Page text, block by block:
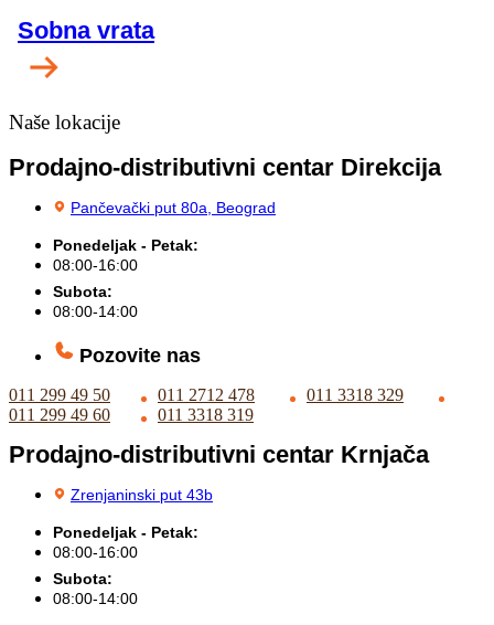
Sobna vrata
Naše lokacije
Prodajno-distributivni centar Direkcija
Pančevački put 80a, Beograd
Ponedeljak - Petak:
08:00-16:00
Subota:
08:00-14:00
Pozovite nas
011 299 49 50 011 2712 478
011 3318 329
011 299 49 60
011 3318 319
Prodajno-distributivni centar Krnjača
Zrenjaninski put 43b
Ponedeljak - Petak:
08:00-16:00
Subota:
08:00-14:00